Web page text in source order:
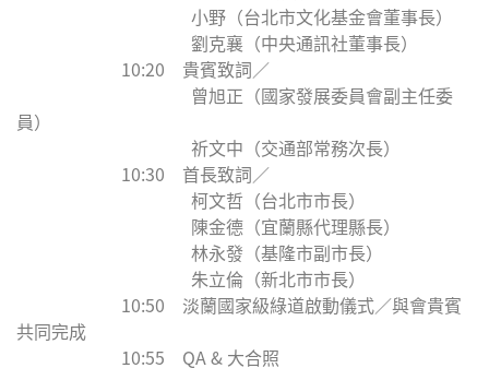
小野（台北市文化基金會董事長）
劉克襄（中央通訊社董事長）
10:20 貴賓致詞／
曾旭正（國家發展委員會副主任委
員）
祈文中（交通部常務次長）
10:30 首長致詞／
柯文哲（台北市市長）
陳金德（宜蘭縣代理縣長）
林永發（基隆市副市長）
朱立倫（新北市市長）
10:50 淡蘭國家級綠道啟動儀式／與會貴賓
共同完成
10:55 QA & 大合照